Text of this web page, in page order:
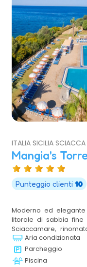
ITALIA SICILIA SCIACCA
Mangia's
Punteggio clienti 10
Moderno ed
litorale di sabbia fine
Sciaccamare,
stazione balneare. E’
in Sicilia e al tempo
Aria condizionata
Parcheggio
Piscina